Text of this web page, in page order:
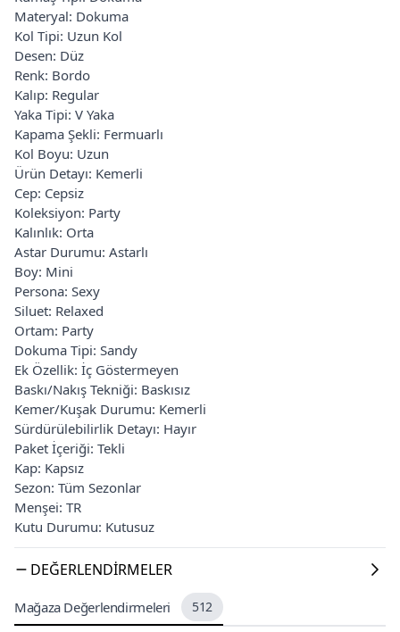
Materyal: Dokuma
Kol Tipi: Uzun Kol
Desen: Düz
Renk: Bordo
Kalıp: Regular
Yaka Tipi: V Yaka
Kapama Şekli: Fermuarlı
Kol Boyu: Uzun
Ürün Detayı: Kemerli
Cep: Cepsiz
Koleksiyon: Party
Kalınlık: Orta
Astar Durumu: Astarlı
Boy: Mini
Persona: Sexy
Siluet: Relaxed
Ortam: Party
Dokuma Tipi: Sandy
Ek Özellik: İç Göstermeyen
Baskı/Nakış Tekniği: Baskısız
Kemer/Kuşak Durumu: Kemerli
Sürdürülebilirlik Detayı: Hayır
Paket İçeriği: Tekli
Kap: Kapsız
Sezon: Tüm Sezonlar
Menşei: TR
Kutu Durumu: Kutusuz
DEĞERLENDIRMELER
Mağaza Değerlendirmeleri 512